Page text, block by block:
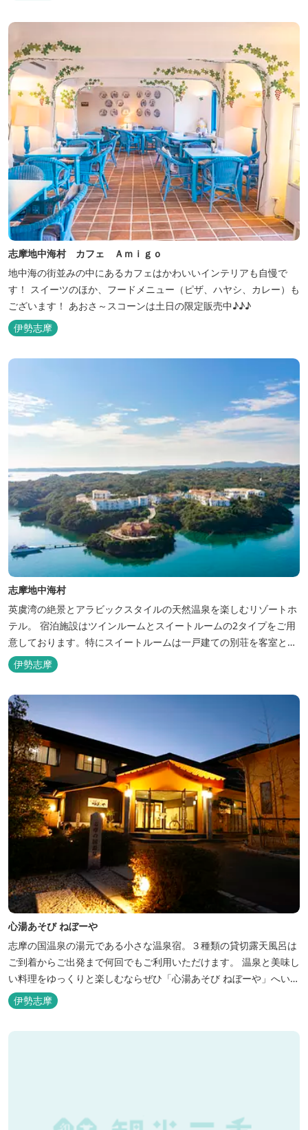
志摩地中海村 カフェ Ａｍｉｇｏ
地中海の街並みの中にあるカフェはかわいいインテリアも自慢で
す！ スイーツのほか、フードメニュー（ピザ、ハヤシ、カレー）も
ございます！ あおさ～スコーンは土日の限定販売中♪♪♪
伊勢志摩
志摩地中海村
英虞湾の絶景とアラビックスタイルの天然温泉を楽しむリゾートホ
テル。 宿泊施設はツインルームとスイートルームの2タイプをご用
意しております。特にスイートルームは一戸建ての別荘を客室とし
てリニューアル♪120平米の驚きの広さとこだわりの調度品が自慢
です！ スペイン１ツ星レストランと提携したレストランでのお食事
も楽しみのひとつです。 また、日帰りプランでは、クラフト体験工
房にてモザイクタイル...
伊勢志摩
心湯あそび ねぼーや
志摩の国温泉の湯元である小さな温泉宿。３種類の貸切露天風呂は
ご到着からご出発まで何回でもご利用いただけます。 温泉と美味し
い料理をゆっくりと楽しむならぜひ「心湯あそび ねぼーや」へいら
っしゃいませんか？
伊勢志摩